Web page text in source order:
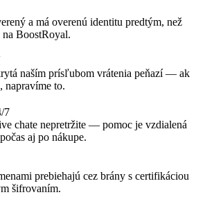
a má overenú identitu predtým, než
BoostRoyal.
naším prísľubom vrátenia peňazí — ak
napravíme to.
7
chate nepretržite — pomoc je vzdialená
aj po nákupe.
prebiehajú cez brány s certifikáciou
šifrovaním.